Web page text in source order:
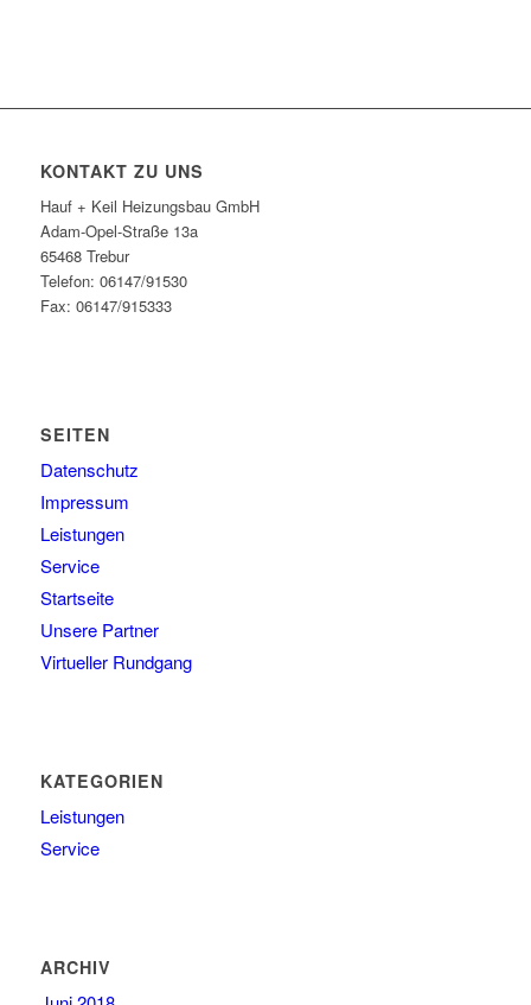
KONTAKT ZU UNS
Hauf + Keil Heizungsbau GmbH
Adam-Opel-Straße 13a
65468 Trebur
Telefon: 06147/91530
Fax: 06147/915333
SEITEN
Datenschutz
Impressum
Leistungen
Service
Startseite
Unsere Partner
Virtueller Rundgang
KATEGORIEN
Leistungen
Service
ARCHIV